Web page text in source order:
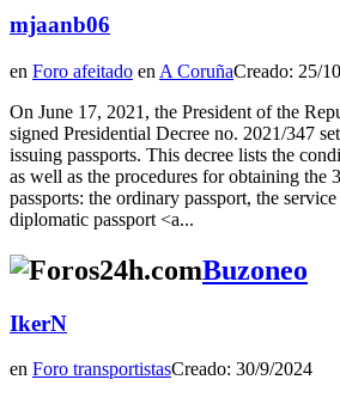
mjaanb06
en Foro afeitado en A CoruñaCreado: 25/
On June 17, 2021, the President of the
signed Presidential Decree no. 2021/347
issuing passports. This decree lists the
as well as the procedures for obtaining the
passports: the ordinary passport, the
diplomatic passport <a...
Buzoneo
IkerN
en Foro transportistasCreado: 30/9/2024